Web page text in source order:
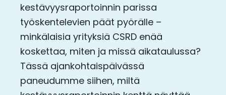
kestävyysraportoinnin parissa
työskentelevien päät pyörälle –
minkälaisia yrityksiä CSRD enää
koskettaa, miten ja missä aikataulussa?
Tässä ajankohtaispäivässä
paneudumme siihen, miltä